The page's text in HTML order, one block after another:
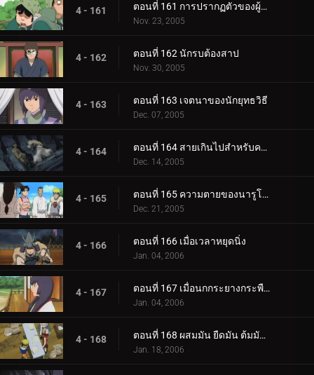
4 - 161 ตอนที่ 161 การปรากฏตัวของผู้มาเยือนที่แปลกประหลาด
Nov. 23, 2005
4 - 162 ตอนที่ 162 นักรบต้องสาป
Nov. 30, 2005
4 - 163 ตอนที่ 163 เจตนาของนักยุทธวิธี
Dec. 07, 2005
4 - 164 ตอนที่ 164 สายเกินไปสำหรับความช่วยเหลือ
Dec. 14, 2005
4 - 165 ตอนที่ 165 ความตายของนารูโตะ
Dec. 21, 2005
4 - 166 ตอนที่ 166 เมื่อเวลาหยุดนิ่ง
Jan. 04, 2006
4 - 167 ตอนที่ 167 เมื่อนกกระยางกระพือปีก
Jan. 04, 2006
4 - 168 ตอนที่ 168 ผสมมัน ยืดมัน ต้มมันขึ้นมา! เผาหม้อทองแดงเผา!
Jan. 18, 2006